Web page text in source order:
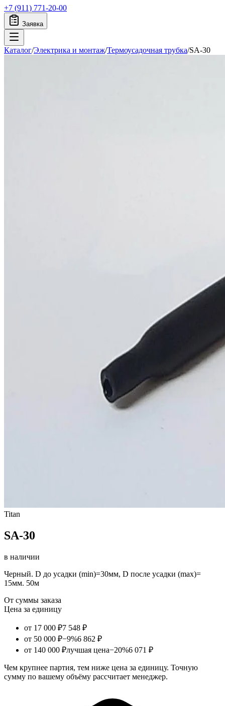
+7 (911) 771-20-00
Заявка
Каталог/Электрика и монтаж/Термоусадочная трубка/SA-30
Titan
SA-30
в наличии
Черный. D до усадки (min)=30мм, D после усадки (max)=
15мм. 50м
От суммы заказа
Цена за единицу
от 17 000 ₽7 548 ₽
от 50 000 ₽−9%6 862 ₽
от 140 000 ₽лучшая цена−20%6 071 ₽
Чем крупнее партия, тем ниже цена за единицу. Точную
сумму по вашему объёму рассчитает менеджер.